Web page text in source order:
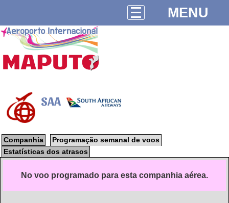
MENU
SAA
Companhia
Programação semanal de voos
Estatísticas dos atrasos
No voo programado para esta companhia aérea.